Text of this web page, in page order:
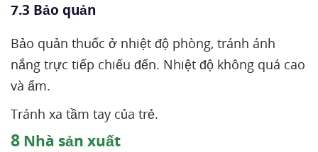
7.3 Bảo quản
Bảo quản thuốc ở nhiệt độ phòng, tránh ánh
nắng trực tiếp chiếu đến. Nhiệt độ không quá cao
và ẩm.
Tránh xa tầm tay của trẻ.
8 Nhà sản xuất